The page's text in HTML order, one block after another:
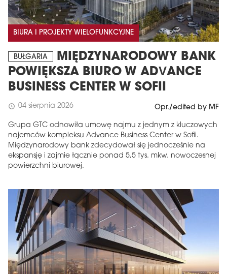
BIURA I PROJEKTY WIELOFUNKCYJNE
BUŁGARIA
MIĘDZYNARODOWY BANK
POWIĘKSZA BIURO W ADVANCE
BUSINESS CENTER W SOFII
schedule 04 sierpnia 2026 Opr./edited by MF
Grupa GTC odnowiła umowę najmu z jednym z kluczowych
najemców kompleksu Advance Business Center w Sofii.
Międzynarodowy bank zdecydował się jednocześnie na
ekspansję i zajmie łącznie ponad 5,5 tys. mkw. nowoczesnej
powierzchni biurowej.